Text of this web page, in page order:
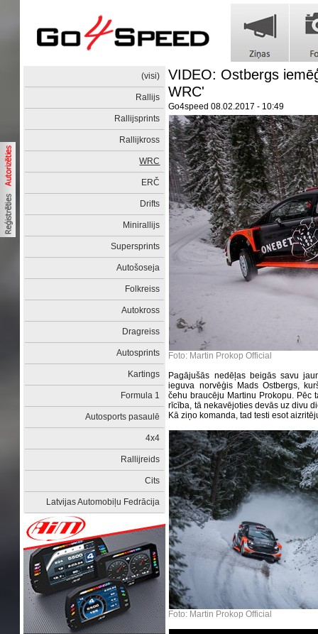
(visi)
Rallijs
Rallijsprints
Rallijkross
WRC
ERČ
Drifts
Minirallijs
Supersprints
Autošoseja
Folkreiss
Autokross
Dragreiss
Autosprints
Kartings
Formula 1
Autosports pasaulē
4x4
Rallijreids
Cits
Latvijas Automobiļu Fedrācija
VIDEO: Ostbergs
WRC'
Go4speed 08.02.2017 - 10:49
Foto: Martin Prokop Official
Pagājušās nedēļas beigās savu
ieguva norvēģis Mads Ostbergs,
čehu braucēju Martinu Prokopu. Pēc
rīcība, tā nekavējoties devās uz divu
Kā ziņo komanda, tad testi esot
Foto: Martin Prokop Official